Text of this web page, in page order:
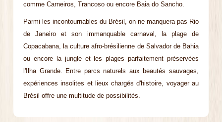
comme Carneiros, Trancoso ou encore Baia do Sancho.
Parmi les incontournables du Brésil, on ne manquera pas Rio
de Janeiro et son immanquable carnaval, la plage de
Copacabana, la culture afro-brésilienne de Salvador de Bahia
ou encore la jungle et les plages parfaitement préservées
l'Ilha Grande. Entre parcs naturels aux beautés sauvages,
expériences insolites et lieux chargés d'histoire, voyager au
Brésil offre une multitude de possibilités.